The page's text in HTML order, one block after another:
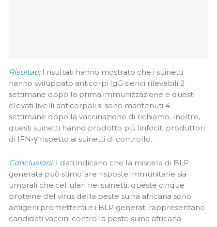
Risultati:I risultati hanno mostrato che i suinetti
hanno sviluppato anticorpi IgG sierici rilevabili 2
settimane dopo la prima immunizzazione e questi
elevati livelli anticorpali si sono mantenuti 4
settimane dopo la vaccinazione di richiamo. Inoltre,
questi suinetti hanno prodotto più linfociti produttori
di IFN-γ rispetto ai suinetti di controllo.
Conclusioni: I dati indicano che la miscela di BLP
generata può stimolare risposte immunitarie sia
umorali che cellulari nei suinetti, queste cinque
proteine del virus della peste suina africana sono
antigeni promettenti e i BLP generati rappresentano
candidati vaccini contro la peste suina africana.